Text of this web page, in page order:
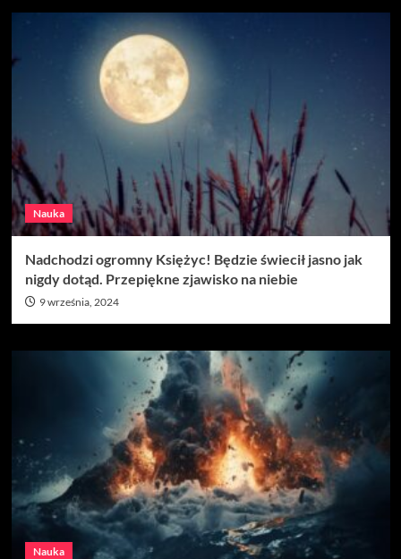
Nauka
Nadchodzi ogromny Księżyc! Będzie świecił jasno jak
nigdy dotąd. Przepiękne zjawisko na niebie
9 września, 2024
Nauka